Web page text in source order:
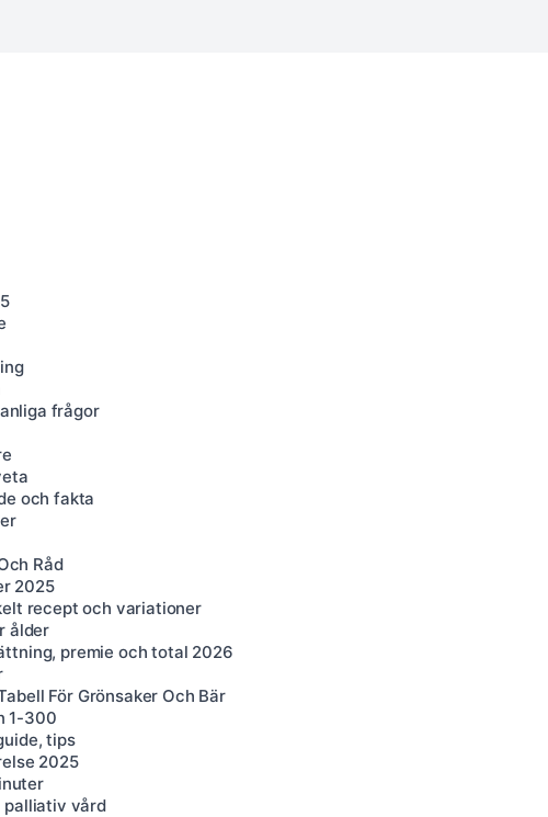
frågor
och fakta
Råd
2025
recept och variationer
ålder
premie och total 2026
För Grönsaker Och Bär
1-300
tips
2025
palliativ vård